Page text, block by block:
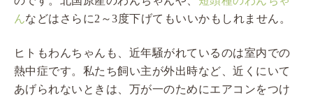
んなどはさらに2～3度下げてもいいかもしれません。
ヒトもわんちゃんも、近年騒がれているのは室内での
熱中症です。私たち飼い主が外出時など、近くにいて
あげられないときは、万が一のためにエアコンをつけ